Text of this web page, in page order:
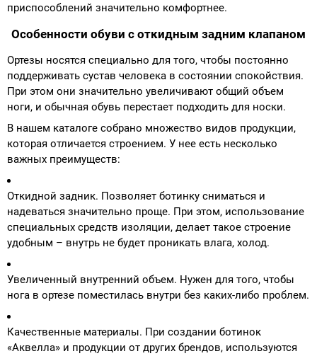
приспособлений значительно комфортнее.
Особенности обуви с откидным задним клапаном
Ортезы носятся специально для того, чтобы постоянно
поддерживать сустав человека в состоянии спокойствия.
При этом они значительно увеличивают общий объем
ноги, и обычная обувь перестает подходить для носки.
В нашем каталоге собрано множество видов продукции,
которая отличается строением. У нее есть несколько
важных преимуществ:
Откидной задник. Позволяет ботинку сниматься и
надеваться значительно проще. При этом, использование
специальных средств изоляции, делает такое строение
удобным – внутрь не будет проникать влага, холод.
Увеличенный внутренний объем. Нужен для того, чтобы
нога в ортезе поместилась внутри без каких-либо проблем.
Качественные материалы. При создании ботинок
«Аквелла» и продукции от других брендов, используются